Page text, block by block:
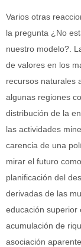
Varios otras
la pregunta ¿No
nuestro modelo?.
de valores en los
recursos naturales
algunas regiones
distribución de la
las actividades
carencia de una
mirar el futuro
planificación del
derivadas de las
educación superior
acumulación de
asociación